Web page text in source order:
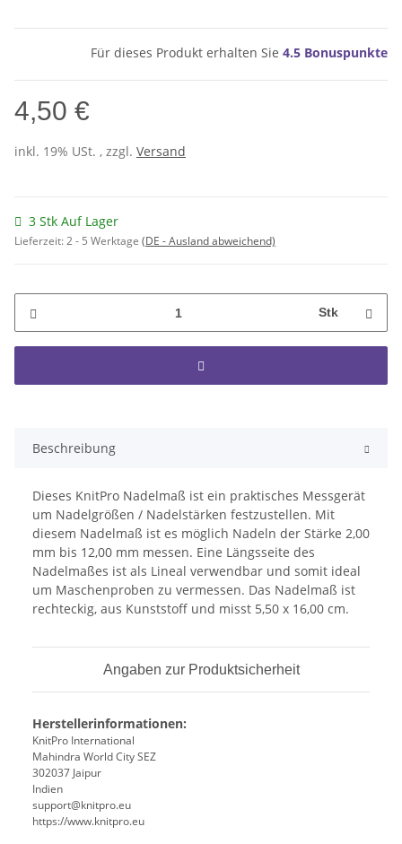
Für dieses Produkt erhalten Sie 4.5 Bonuspunkte
4,50 €
inkl. 19% USt. , zzgl. Versand
3 Stk Auf Lager
Lieferzeit:2 - 5 Werktage (DE - Ausland abweichend)
Stk
Beschreibung
Dieses KnitPro Nadelmaß ist ein praktisches Messgerät
um Nadelgrößen / Nadelstärken festzustellen. Mit
diesem Nadelmaß ist es möglich Nadeln der Stärke 2,00
mm bis 12,00 mm messen. Eine Längsseite des
Nadelmaßes ist als Lineal verwendbar und somit ideal
um Maschenproben zu vermessen. Das Nadelmaß ist
rechteckig, aus Kunststoff und misst 5,50 x 16,00 cm.
Angaben zur Produktsicherheit
Herstellerinformationen:
KnitPro International
Mahindra World City SEZ
302037 Jaipur
Indien
support@knitpro.eu
https://www.knitpro.eu